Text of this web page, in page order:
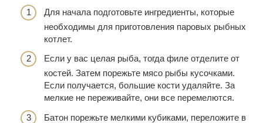
Для начала подготовьте ингредиенты, которые
необходимы для приготовления паровых рыбных
котлет.
Если у вас целая рыба, тогда филе отделите от
костей. Затем порежьте мясо рыбы кусочками.
Если получается, большие кости удаляйте. За
мелкие не переживайте, они все перемелются.
Батон порежьте мелкими кубиками, переложите в